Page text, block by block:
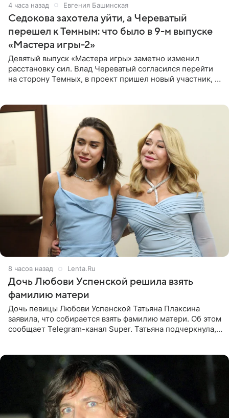
4 часа назад Евгения Башинская
Седокова захотела уйти, а Череватый
перешел к Темным: что было в 9-м выпуске
«Мастера игры-2»
Девятый выпуск «Мастера игры» заметно изменил
расстановку сил. Влад Череватый согласился перейти
на сторону Темных, в проект пришел новый участник, а
8 часов назад Lenta.Ru
Дочь Любови Успенской решила взять
фамилию матери
Дочь певицы Любови Успенской Татьяна Плаксина
заявила, что собирается взять фамилию матери. Об этом
сообщает Telegram-канал Super. Татьяна подчеркнула,